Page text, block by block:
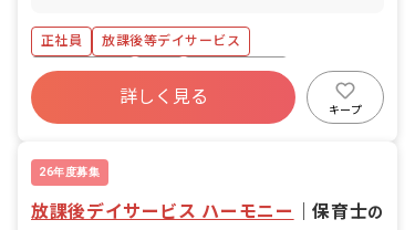
の相談業務 ・送迎業務（社用車:軽、普
通自動車AT車） ・その他、上記に付随
する業務
正社員
放課後等デイサービス
社会保険完備
有給
昇給昇進あり
詳しく見る
キープ
26年度募集
放課後デイサービス ハーモニー ｜保育士の